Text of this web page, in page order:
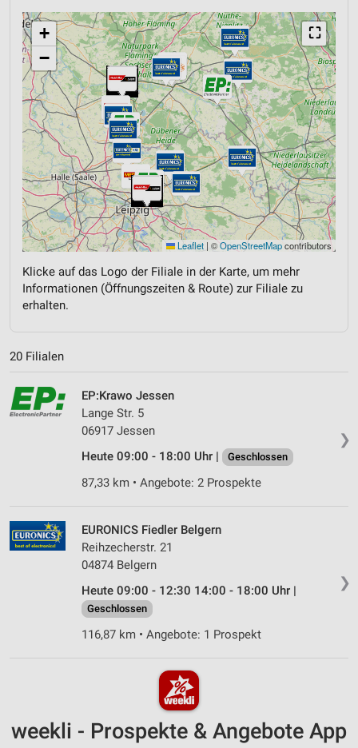
⛶
+
−
Leaflet | ©OpenStreetMapcontributors
Klicke auf das Logo der Filiale in der Karte, um mehr
Informationen (Öffnungszeiten & Route) zur Filiale zu
erhalten.
20 Filialen
❯
EP:Krawo Jessen
Lange Str. 5
06917 Jessen
Heute 09:00 - 18:00 Uhr |
Geschlossen
87,33 km • Angebote: 2 Prospekte
❯
EURONICS Fiedler Belgern
Reihzecherstr. 21
04874 Belgern
Heute 09:00 - 12:30 14:00 - 18:00 Uhr |
Geschlossen
116,87 km • Angebote: 1 Prospekt
weekli - Prospekte & Angebote App